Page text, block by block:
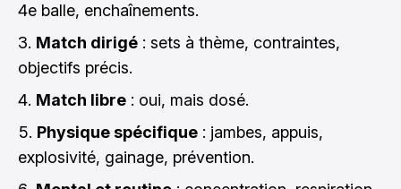
4e balle, enchaînements.
Match dirigé : sets à thème, contraintes,
objectifs précis.
Match libre : oui, mais dosé.
Physique spécifique : jambes, appuis,
explosivité, gainage, prévention.